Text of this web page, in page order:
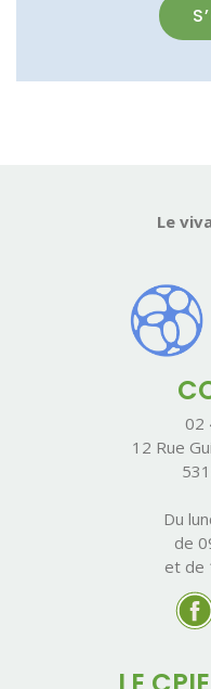
Le
02
12 Rue
Du
de
et de